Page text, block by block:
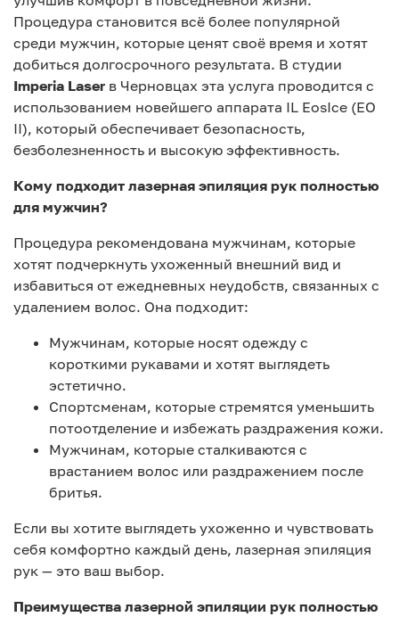
Процедура становится всё более популярной
среди мужчин, которые ценят своё время и хотят
добиться долгосрочного результата. В студии
Imperia Laser в Черновцах эта услуга проводится с
использованием новейшего аппарата IL EosIce (EO
II), который обеспечивает безопасность,
безболезненность и высокую эффективность.
Кому подходит лазерная эпиляция рук полностью
для мужчин?
Процедура рекомендована мужчинам, которые
хотят подчеркнуть ухоженный внешний вид и
избавиться от ежедневных неудобств, связанных с
удалением волос. Она подходит:
Мужчинам, которые носят одежду с
короткими рукавами и хотят выглядеть
эстетично.
Спортсменам, которые стремятся уменьшить
потоотделение и избежать раздражения кожи.
Мужчинам, которые сталкиваются с
врастанием волос или раздражением после
бритья.
Если вы хотите выглядеть ухоженно и чувствовать
себя комфортно каждый день, лазерная эпиляция
рук — это ваш выбор.
Преимущества лазерной эпиляции рук полностью